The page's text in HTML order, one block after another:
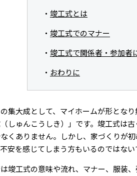
竣工式とは
竣工式でのマナー
竣工式で関係者・参加者
おわりに
集大成として、マイホームが形とな
（しゅんこうしき）」です。竣工式は
くありません。しかし、家づくりが
安を感じてしまう方もいるのではない
竣工式の意味や流れ、マナー、服装